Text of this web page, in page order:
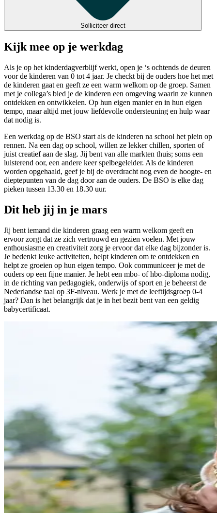
Solliciteer direct
Kijk mee op je werkdag
Als je op het kinderdagverblijf werkt, open je ‘s ochtends de deuren
voor de kinderen van 0 tot 4 jaar. Je checkt bij de ouders hoe het met
de kinderen gaat en geeft ze een warm welkom op de groep. Samen
met je collega’s bied je de kinderen een omgeving waarin ze kunnen
ontdekken en ontwikkelen. Op hun eigen manier en in hun eigen
tempo, maar altijd met jouw liefdevolle ondersteuning en hulp waar
dat nodig is.
Een werkdag op de BSO start als de kinderen na school het plein op
rennen. Na een dag op school, willen ze lekker chillen, sporten of
juist creatief aan de slag. Jij bent van alle markten thuis; soms een
luisterend oor, een andere keer spelbegeleider. Als de kinderen
worden opgehaald, geef je bij de overdracht nog even de hoogte- en
dieptepunten van de dag door aan de ouders. De BSO is elke dag
pieken tussen 13.30 en 18.30 uur.
Dit heb jij in je mars
Jij bent iemand die kinderen graag een warm welkom geeft en
ervoor zorgt dat ze zich vertrouwd en gezien voelen. Met jouw
enthousiasme en creativiteit zorg je ervoor dat elke dag bijzonder is.
Je bedenkt leuke activiteiten, helpt kinderen om te ontdekken en
helpt ze groeien op hun eigen tempo. Ook communiceer je met de
ouders op een fijne manier. Je hebt een mbo- of hbo-diploma nodig,
in de richting van pedagogiek, onderwijs of sport en je beheerst de
Nederlandse taal op 3F-niveau. Werk je met de leeftijdsgroep 0-4
jaar? Dan is het belangrijk dat je in het bezit bent van een geldig
babycertificaat.